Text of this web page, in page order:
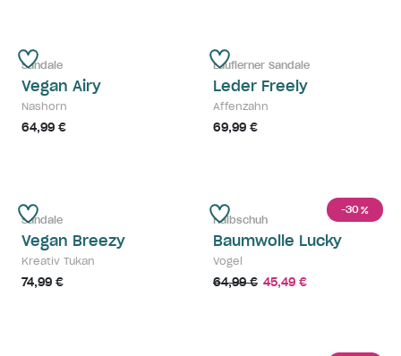
Sandale
Vegan Airy
Nashorn
64,99 €
Lauflerner Sandale
Leder Freely
Affenzahn
69,99 €
Sandale
Vegan Breezy
Kreativ Tukan
74,99 €
-30%
Halbschuh
Baumwolle Lucky
Vogel
64,99 € 45,49 €